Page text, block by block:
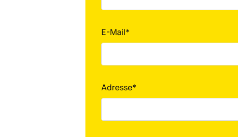
E-Mail*
Adresse*